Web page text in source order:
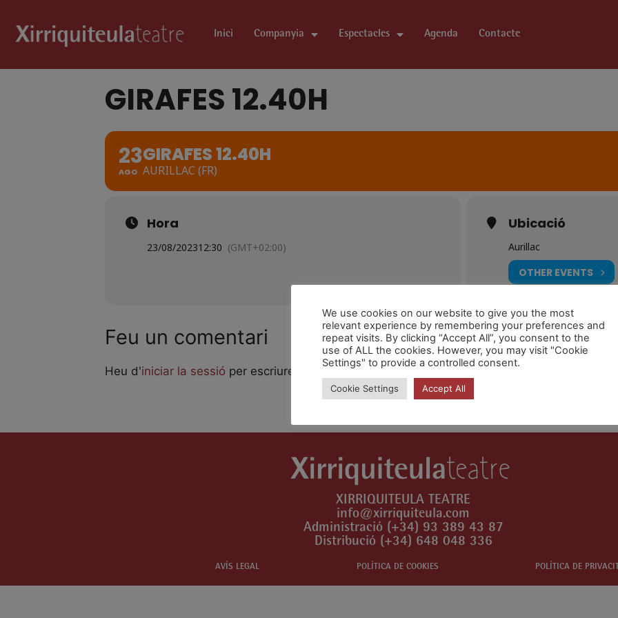
Inici Companyia Espectacles Agenda Contacte
GIRAFES 12.40H
23
AGO
GIRAFES 12.40H
AURILLAC (FR)
Hora
23/08/202312:30 (GMT+02:00)
Ubicació
Aurillac
OTHER EVENTS
Feu un comentari
Heu d'iniciar la sessió per escriure un comentari.
XIRRIQUITEULA TEATRE
info@xirriquiteula.com
Administració (+34) 93 389 43 87
Distribució (+34) 648 048 336
AVÍS LEGAL POLÍTICA DE COOKIES POLÍTICA DE
We use cookies on our website to give you the most
relevant experience by remembering your preferences and
repeat visits. By clicking “Accept All”, you consent to the
use of ALL the cookies. However, you may visit "Cookie
Settings" to provide a controlled consent.
Cookie Settings Accept All